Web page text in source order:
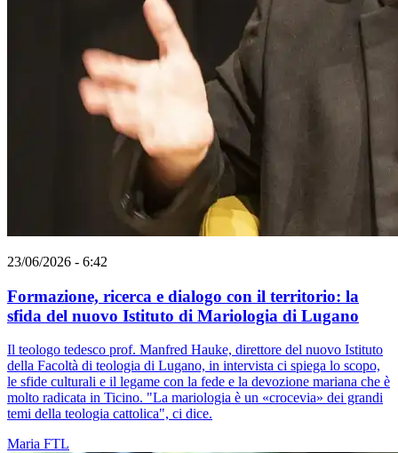
23/06/2026 - 6:42
Formazione, ricerca e dialogo con il territorio: la
sfida del nuovo Istituto di Mariologia di Lugano
Il teologo tedesco prof. Manfred Hauke, direttore del nuovo Istituto
della Facoltà di teologia di Lugano, in intervista ci spiega lo scopo,
le sfide culturali e il legame con la fede e la devozione mariana che è
molto radicata in Ticino. "La mariologia è un «crocevia» dei grandi
temi della teologia cattolica", ci dice.
Maria FTL